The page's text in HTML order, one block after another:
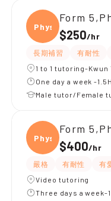
Physi
Form
$250/hr
長期補習 有耐性
1 to 1 tutoring-Kwun
One day a week -
Male tutor/Female
Physi
Form
$400/hr
嚴格 有耐性 有
Video tutoring
Three days a week-